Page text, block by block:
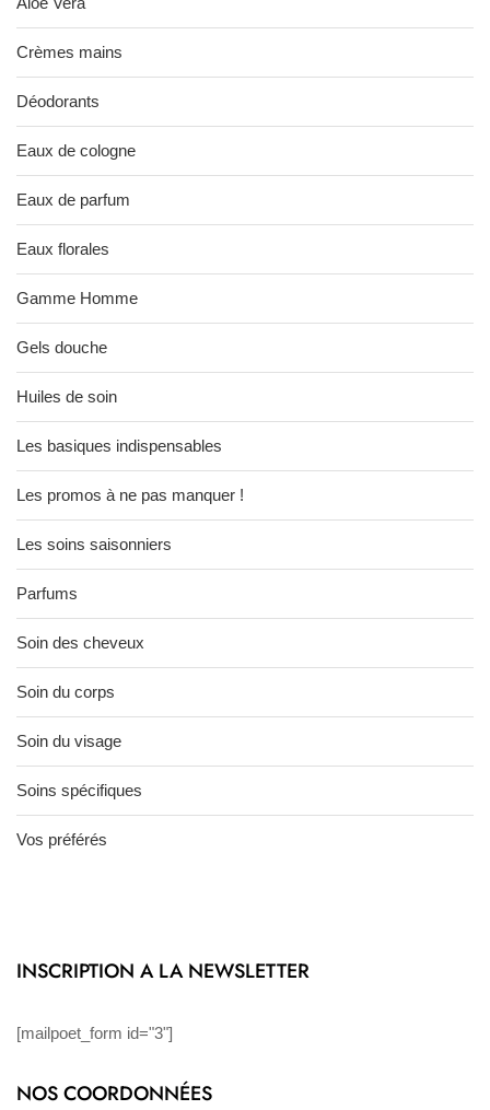
Crèmes mains
Déodorants
Eaux de cologne
Eaux de parfum
Eaux florales
Gamme Homme
Gels douche
Huiles de soin
Les basiques indispensables
Les promos à ne pas manquer !
Les soins saisonniers
Parfums
Soin des cheveux
Soin du corps
Soin du visage
Soins spécifiques
Vos préférés
INSCRIPTION A LA NEWSLETTER
[mailpoet_form id="3"]
NOS COORDONNÉES